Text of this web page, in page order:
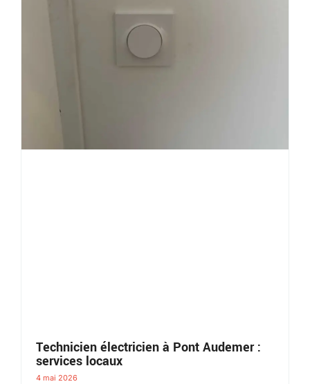
Technicien électricien à Pont Audemer :
services locaux
4 mai 2026